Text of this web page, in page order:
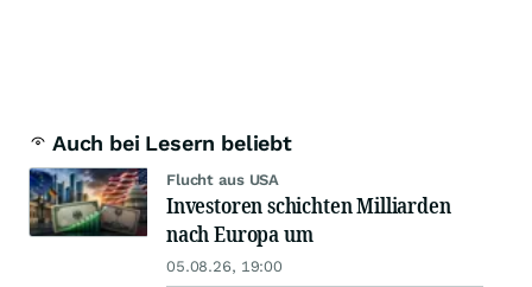
Auch bei Lesern beliebt
Flucht aus USA
Investoren schichten Milliarden
nach Europa um
05.08.26, 19:00